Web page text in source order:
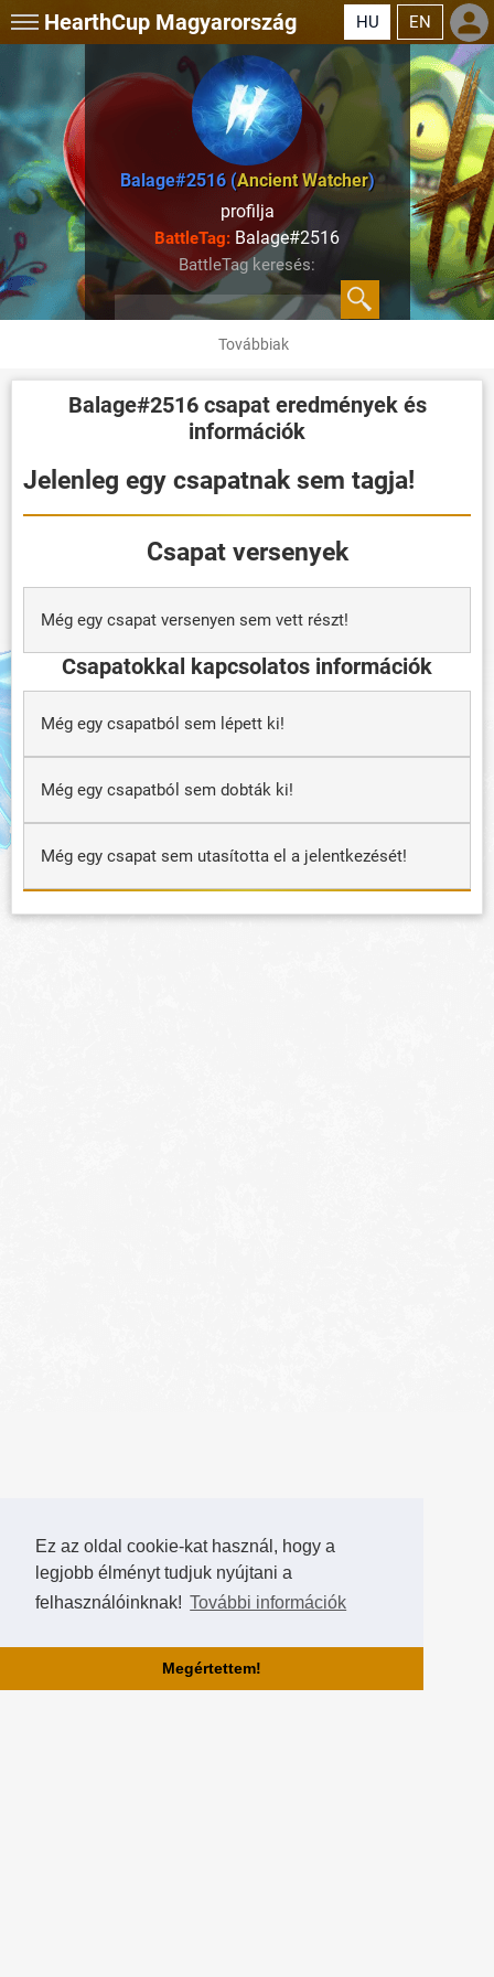
Ez az oldal cookie-kat használ, hogy a
legjobb élményt tudjuk nyújtani a
felhasználóinknak! További információk
Megértettem!
HearthCup Magyarország HU EN
Balage#2516 (Ancient Watcher)
profilja
BattleTag: Balage#2516
BattleTag keresés:
Továbbiak
Balage#2516csapat eredmények és
információk
Jelenleg egy csapatnak sem tagja!
Csapat versenyek
Még egy csapat versenyen sem vett részt!
Csapatokkal kapcsolatos információk
Még egy csapatból sem lépett ki!
Még egy csapatból sem dobták ki!
Még egy csapat sem utasította el a jelentkezését!